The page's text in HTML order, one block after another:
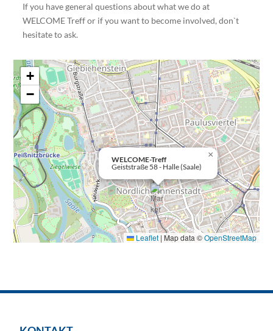
If you have general questions about what we do at
WELCOME Treff or if you want to become involved, don`t
hesitate to ask.
WELCOME-Treff
Geiststraße 58 - Halle (Saale)
×
+
−
Leaflet | Map data ©OpenStreetMap